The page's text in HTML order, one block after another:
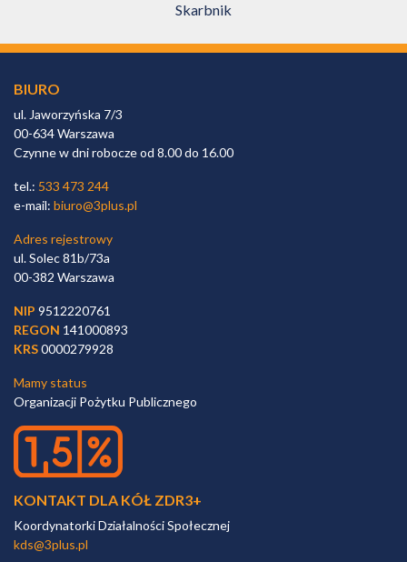
Skarbnik
BIURO
ul. Jaworzyńska 7/3
00-634 Warszawa
Czynne w dni robocze od 8.00 do 16.00
tel.: 533 473 244
e-mail: biuro@3plus.pl
Adres rejestrowy
ul. Solec 81b/73a
00-382 Warszawa
NIP 9512220761
REGON 141000893
KRS0000279928
Mamy status
Organizacji Pożytku Publicznego
KONTAKT DLA KÓŁ ZDR3+
Koordynatorki Działalności Społecznej
kds@3plus.pl